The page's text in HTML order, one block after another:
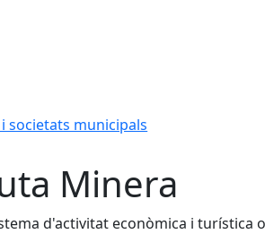
societats municipals
Minera
d'activitat econòmica i turística